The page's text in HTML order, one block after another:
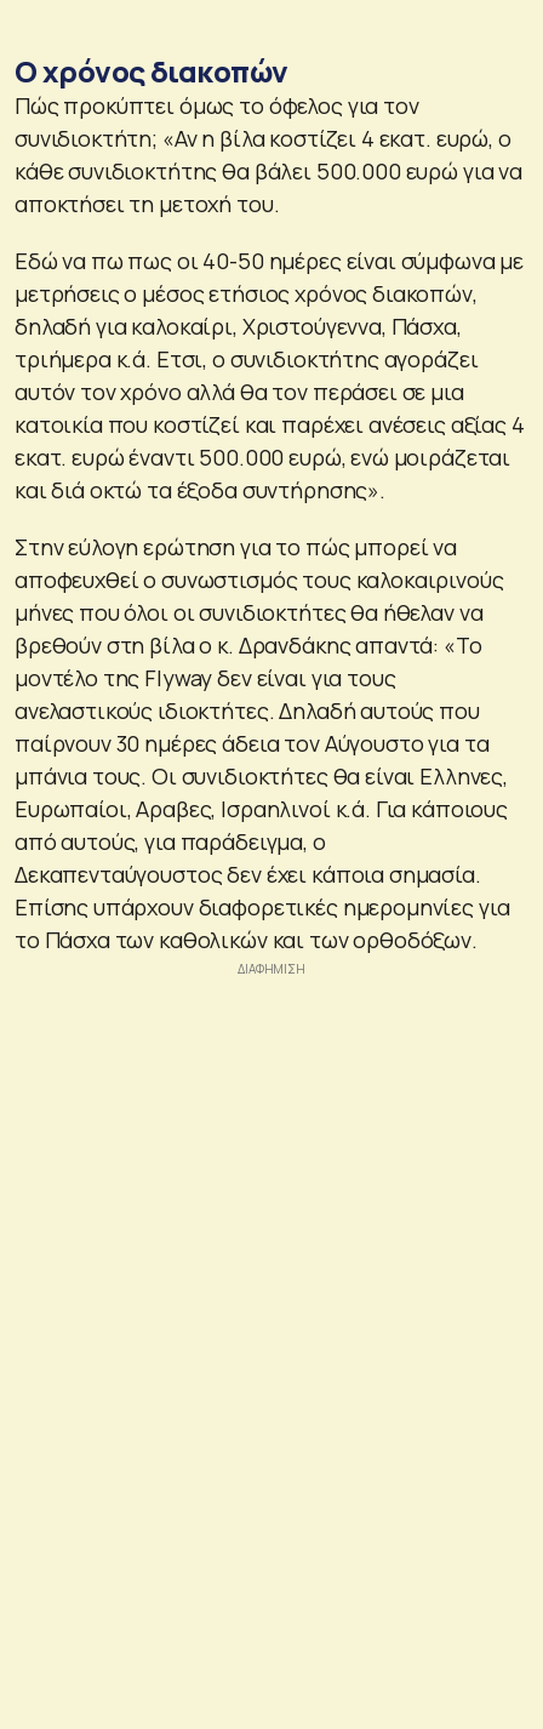
Ο χρόνος διακοπών
Πώς προκύπτει όμως το όφελος για τον
συνιδιοκτήτη; «Αν η βίλα κοστίζει 4 εκατ. ευρώ, ο
κάθε συνιδιοκτήτης θα βάλει 500.000 ευρώ για να
αποκτήσει τη μετοχή του.
Εδώ να πω πως οι 40-50 ημέρες είναι σύμφωνα με
μετρήσεις ο μέσος ετήσιος χρόνος διακοπών,
δηλαδή για καλοκαίρι, Χριστούγεννα, Πάσχα,
τριήμερα κ.ά. Ετσι, ο συνιδιοκτήτης αγοράζει
αυτόν τον χρόνο αλλά θα τον περάσει σε μια
κατοικία που κοστίζεί και παρέχει ανέσεις αξίας 4
εκατ. ευρώ έναντι 500.000 ευρώ, ενώ μοιράζεται
και διά οκτώ τα έξοδα συντήρησης».
Στην εύλογη ερώτηση για το πώς μπορεί να
αποφευχθεί ο συνωστισμός τους καλοκαιρινούς
μήνες που όλοι οι συνιδιοκτήτες θα ήθελαν να
βρεθούν στη βίλα ο κ. Δρανδάκης απαντά: «Το
μοντέλο της Flyway δεν είναι για τους
ανελαστικούς ιδιοκτήτες. Δηλαδή αυτούς που
παίρνουν 30 ημέρες άδεια τον Αύγουστο για τα
μπάνια τους. Οι συνιδιοκτήτες θα είναι Ελληνες,
Ευρωπαίοι, Αραβες, Ισραηλινοί κ.ά. Για κάποιους
από αυτούς, για παράδειγμα, ο
Δεκαπενταύγουστος δεν έχει κάποια σημασία.
Επίσης υπάρχουν διαφορετικές ημερομηνίες για
το Πάσχα των καθολικών και των ορθοδόξων.